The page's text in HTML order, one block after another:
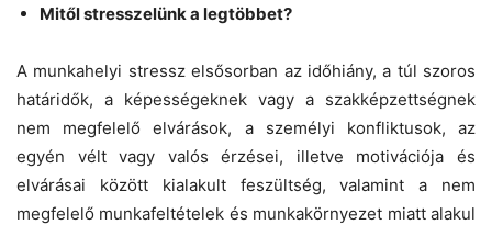
Mitől stresszelünk a legtöbbet?
A munkahelyi stressz elsősorban az időhiány, a túl szoros
határidők, a képességeknek vagy a szakképzettségnek
nem megfelelő elvárások, a személyi konfliktusok, az
egyén vélt vagy valós érzései, illetve motivációja és
elvárásai között kialakult feszültség, valamint a nem
megfelelő munkafeltételek és munkakörnyezet miatt alakul